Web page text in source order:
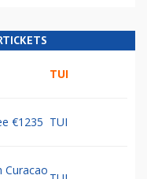
TUI
€1235 TUI
Curacao